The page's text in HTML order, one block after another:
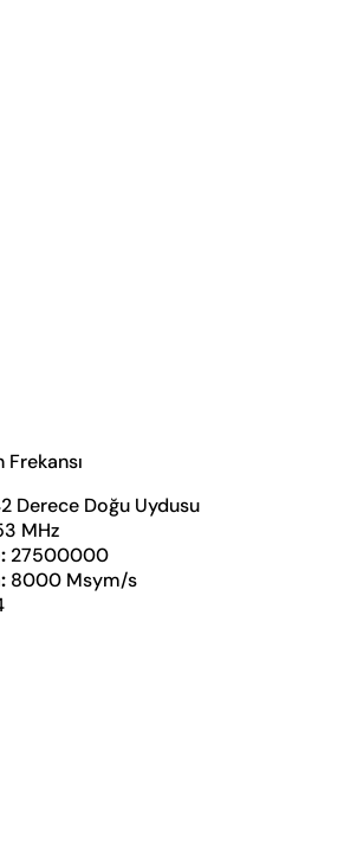
Frekansı
Derece Doğu Uydusu
MHz
27500000
8000 Msym/s